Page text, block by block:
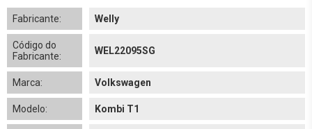
Fabricante: Welly
Código do
Fabricante:
WEL22095SG
Marca: Volkswagen
Modelo: Kombi T1